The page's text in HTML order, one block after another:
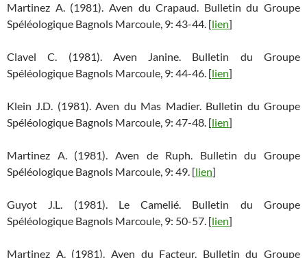
Martinez A. (1981). Aven du Crapaud. Bulletin du Groupe
Spéléologique Bagnols Marcoule, 9: 43-44. [lien]
Clavel C. (1981). Aven Janine. Bulletin du Groupe
Spéléologique Bagnols Marcoule, 9: 44-46. [lien]
Klein J.D. (1981). Aven du Mas Madier. Bulletin du Groupe
Spéléologique Bagnols Marcoule, 9: 47-48. [lien]
Martinez A. (1981). Aven de Ruph. Bulletin du Groupe
Spéléologique Bagnols Marcoule, 9: 49. [lien]
Guyot J.L. (1981). Le Camelié. Bulletin du Groupe
Spéléologique Bagnols Marcoule, 9: 50-57. [lien]
Martinez A. (1981). Aven du Facteur. Bulletin du Groupe